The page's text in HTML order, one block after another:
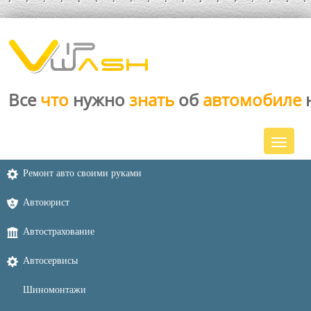
Все что нужно знать об автомобиле
Ремонт авто своими руками
Автоюрист
Автострахование
Автосервисы
Шиномонтажи